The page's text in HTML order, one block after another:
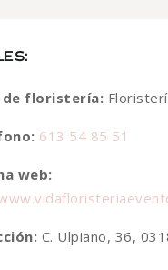
de floristería:
613 54 85 51
web:
C. Ulpiano, 36,